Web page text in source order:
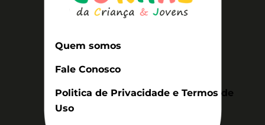
Quem somos
Fale Conosco
Politica de Privacidade e Termos de
Uso